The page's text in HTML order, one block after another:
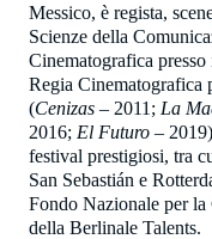
Messico, è regista,
Scienze della
Cinematografica
Regia Cinematografica
(Cenizas– 2011; La
2016; El Futuro– 2019)
festival prestigiosi, tra
San Sebastián e
Fondo Nazionale per
della Berlinale Talents.